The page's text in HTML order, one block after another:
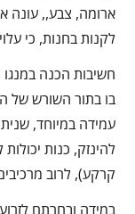
ארומה, צבע,, עונה
לקנות בחנות, כי
חשיבות הכנה
בו בתור השורש של
עמידה במיוחד,
להינזק, כנות
קרקע), לרוב מרכיבים על כנה
במידה ובחרתם